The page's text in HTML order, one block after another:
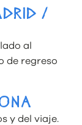
/
al
de regreso
y del viaje.